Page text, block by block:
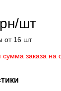
шт
от 16 шт
заказа на